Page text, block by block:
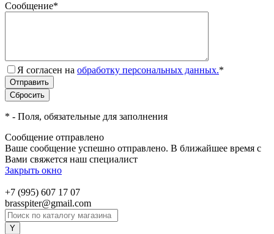
Сообщение*
Я согласен на обработку персональных данных.*
* - Поля, обязательные для заполнения
Сообщение отправлено
Ваше сообщение успешно отправлено. В ближайшее время с
Вами свяжется наш специалист
Закрыть окно
+7 (995) 607 17 07
brasspiter@gmail.com